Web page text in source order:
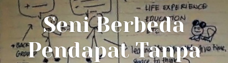
Seni Berbeda
Pendapat Tanpa